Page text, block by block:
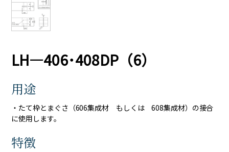
LH―406･408DP（6）
用途
・たて枠とまぐさ（606集成材 もしくは 608集成材）の接合
に使用します。
特徴